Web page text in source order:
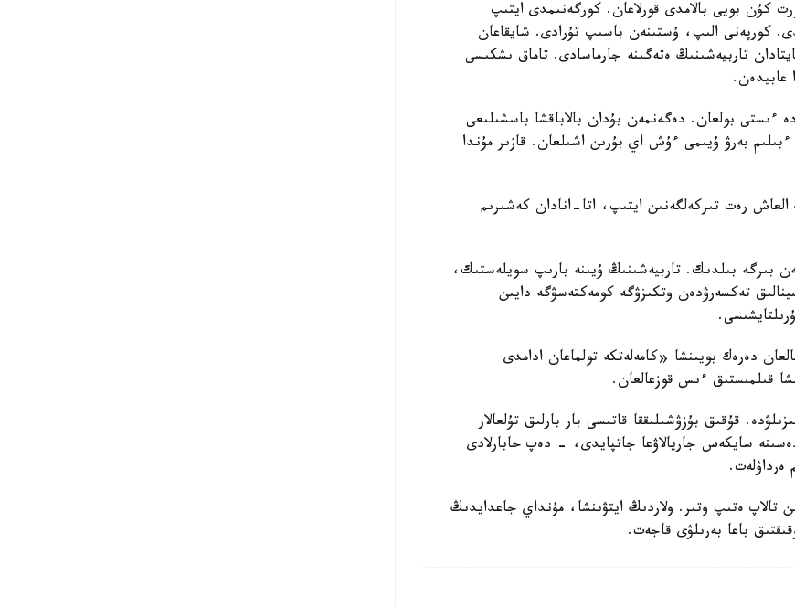
كۇن بويى بالامدى قورلاعان. كورگەنىمدى ايتىپ
كورپەنى الىپ، ۇستىنەن باسىپ تۇرادى. شايقاعان
تاربيەشىنىڭ ەتەگىنە جارماسادى. تاماق ىشكىسى
عابيدەن.
ءىستى بولعان. دەگەنمەن بۇدان بالاباقشا باسشىلىعى
بەرۋ ۇيىمى ءۇش اي بۇرىن اشىلعان. قازىر مۇندا
العاش رەت تىركەلگەنىن ايتىپ، اتا-انادان كەشىرىم
بىرگە بىلدىك. تاربيەشىنىڭ ۇيىنە بارىپ سويلەستىك،
تەكسەرۋدەن وتكىزۋگە كومەكتەسۋگە دايىن
دەرەك بويىنشا «كامەلەتكە تولماعان ادامدى
قىلمىستىق ءىس قوزعالعان.
قۇقىق بۇزۋشىلىققا قاتىسى بار بارلىق تۇلعالار
سايكەس جاريالاۋعا جاتپايدى، - دەپ حابارلادى
ەرداۋلەت.
تالاپ ەتىپ وتىر. ولاردىڭ ايتۋىنشا، مۇنداي جاعدايدىڭ
باعا بەرىلۋى قاجەت.